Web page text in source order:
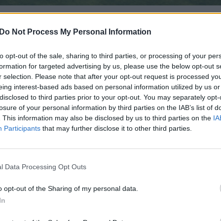
Do Not Process My Personal Information
opt-out of the sale, sharing to third parties, or processing of your
for targeted advertising by us, please use the below opt-out
selection. Please note that after your opt-out request is processed
interest-based ads based on personal information utilized by us
to third parties prior to your opt-out. You may separately
of your personal information by third parties on the IAB’s list of
This information may also be disclosed by us to third parties on the
Participants that may further disclose it to other third parties.
Data Processing Opt Outs
opt-out of the Sharing of my personal data.
įregistravo atitinkamą Žemės ūkio paskirties
nuo 2020 metų.
pradėjo svarstymus, kad iš tokią teisę turinčių
sudaryti sandorius. Tuomet pataisų
pasiūlė, kad vietoj vienerių metų būtų
BNS informavo, kad atvejų, kai pirkėjai
nėra daug.